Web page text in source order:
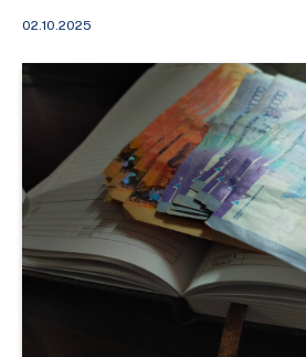
02.10.2025